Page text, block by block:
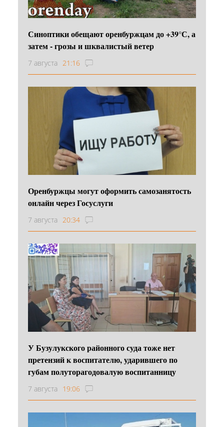
Синоптики обещают оренбуржцам до +39°С, а
затем - грозы и шквалистый ветер
7 августа 21:16
Оренбуржцы могут оформить самозанятость
онлайн через Госуслуги
7 августа 20:34
У Бузулукского районного суда тоже нет
претензий к воспитателю, ударившего по
губам полуторагодовалую воспитанницу
7 августа 19:06